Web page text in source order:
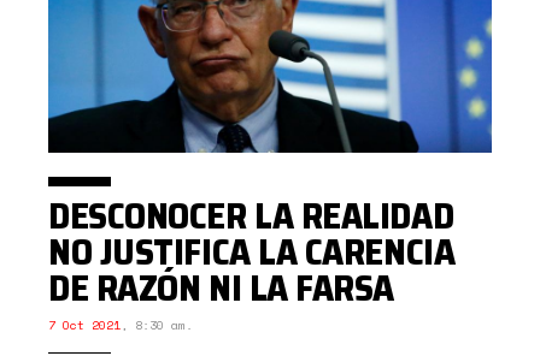
DESCONOCER LA REALIDAD
NO JUSTIFICA LA CARENCIA
DE RAZÓN NI LA FARSA
7 Oct 2021, 8:30 am.